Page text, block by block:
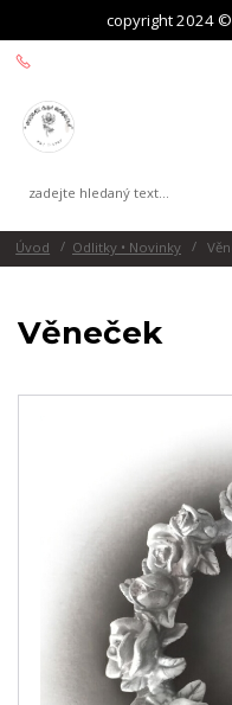
copyright 2024
Úvod Odlitky • Novinky
Věneček